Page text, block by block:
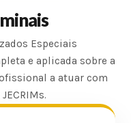
Especiais
e aplicada sobre a
a atuar com